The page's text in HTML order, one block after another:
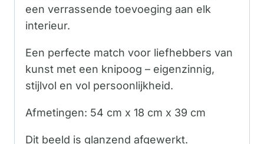
een verrassende toevoeging aan elk
interieur.
Een perfecte match voor liefhebbers van
kunst met een knipoog – eigenzinnig,
stijlvol en vol persoonlijkheid.
Afmetingen: 54 cm x 18 cm x 39 cm
Dit beeld is glanzend afgewerkt.